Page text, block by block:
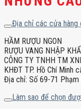
Địa chỉ các cửa hàng
HẦM RƯỢU NGON
RƯỢU VANG NHẬP
CÔNG TY TNHH TM
KHĐT TP. Hồ Chí Minh
Địa chỉ: Số 69-71 Phạm
Làm sao để chọn